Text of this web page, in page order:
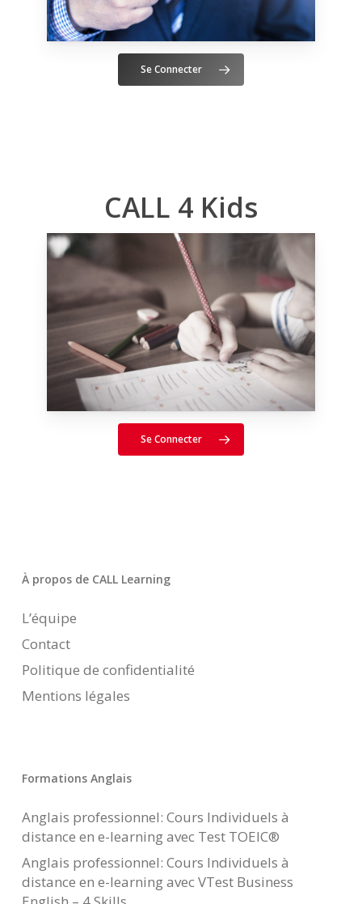
Se Connecter
CALL 4 Kids
Se Connecter
À propos de CALL Learning
L’équipe
Contact
Politique de confidentialité
Mentions légales
Formations Anglais
Anglais professionnel: Cours Individuels à
distance en e-learning avec Test TOEIC®
Anglais professionnel: Cours Individuels à
distance en e-learning avec VTest Business